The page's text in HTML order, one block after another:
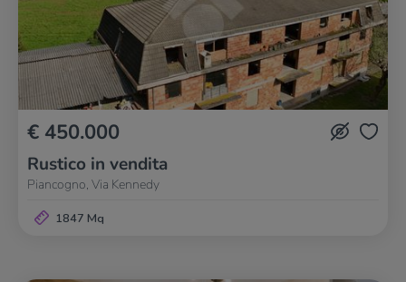
€ 450.000
Rustico in vendita
Piancogno, Via Kennedy
1847 Mq